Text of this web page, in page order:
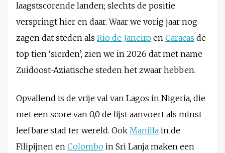
laagstscorende landen; slechts de positie
verspringt hier en daar. Waar we vorig jaar nog
zagen dat steden als Rio de Janeiro en Caracas de
top tien ‘sierden’, zien we in 2026 dat met name
Zuidoost-Aziatische steden het zwaar hebben.
Opvallend is de vrije val van Lagos in Nigeria, die
met een score van 0,0 de lijst aanvoert als minst
leefbare stad ter wereld. Ook Manilla in de
Filipijnen en Colombo in Sri Lanja maken een